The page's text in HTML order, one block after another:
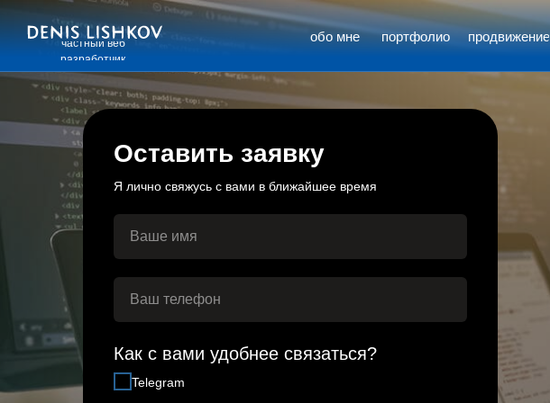
продвижение
обо мне
частный веб
разработчик
портфолио
Оставить заявку
Я лично свяжусь с вами в ближайшее время
Как с вами удобнее связаться?
Telegram